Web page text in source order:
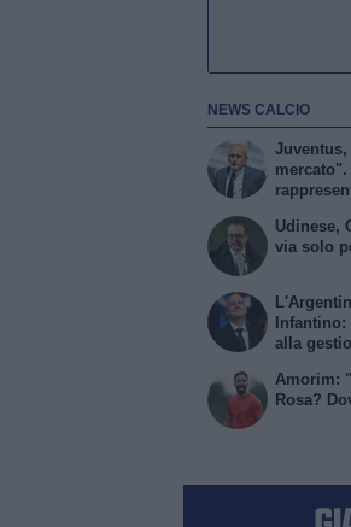
NEWS CALCIO
Udinese,
via solo
alla
Amorim:
Rosa?